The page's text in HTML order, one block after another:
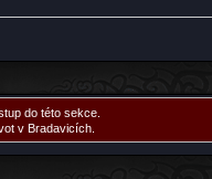
do této sekce.
v Bradavicích.